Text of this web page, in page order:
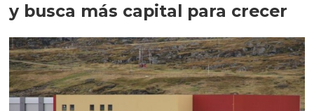
y busca más capital para crecer